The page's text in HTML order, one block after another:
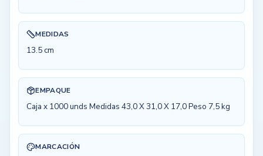
MEDIDAS
13.5 cm
EMPAQUE
Caja x 1000 unds Medidas 43,0 X 31,0 X 17,0 Peso 7,5 kg
MARCACIÓN